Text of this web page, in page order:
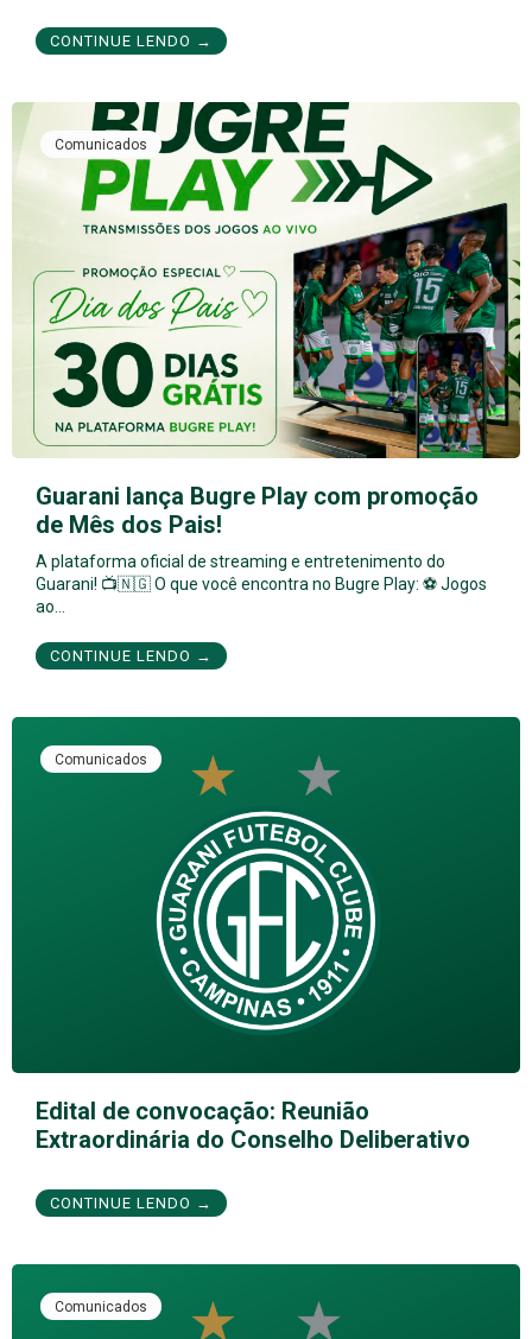
CONTINUE LENDO →
Comunicados
Guarani lança Bugre Play com promoção
de Mês dos Pais!
A plataforma oficial de streaming e entretenimento do
Guarani! 📺🇳🇬 O que você encontra no Bugre Play: ⚽ Jogos
ao…
CONTINUE LENDO →
Comunicados
Edital de convocação: Reunião
Extraordinária do Conselho Deliberativo
CONTINUE LENDO →
Comunicados